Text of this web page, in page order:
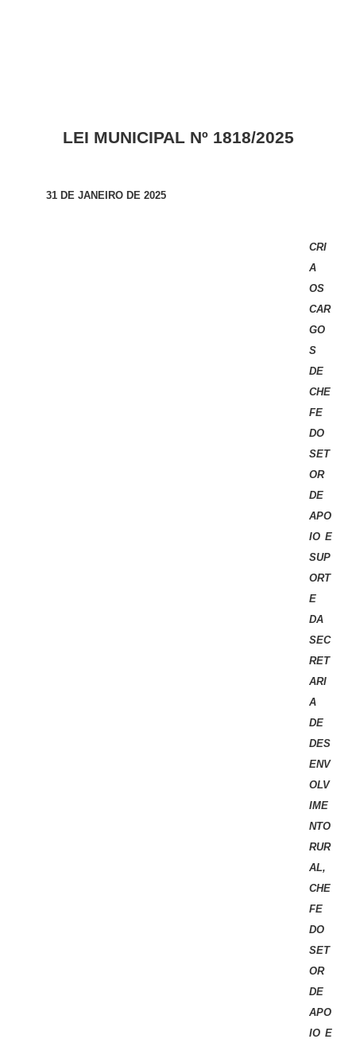
LEI MUNICIPAL Nº 1818/2025
31 DE JANEIRO DE 2025
CRI
A
OS
CAR
GO
S
DE
CHE
FE
DO
SET
OR
DE
APO
IO E
SUP
ORT
E
DA
SEC
RET
ARI
A
DE
DES
ENV
OLV
IME
NTO
RUR
AL,
CHE
FE
DO
SET
OR
DE
APO
IO E